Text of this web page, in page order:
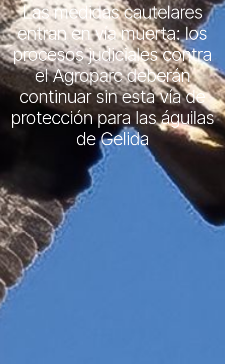
Las medidas cautelares
entran en vía muerta: los
procesos judiciales contra
el Agroparc deberán
continuar sin esta vía de
protección para las águilas
de Gelida